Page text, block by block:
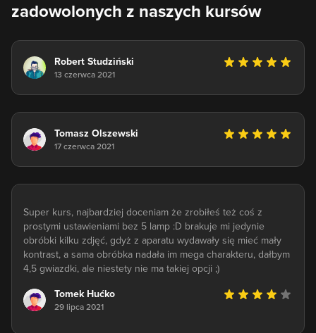
zadowolonych z naszych kursów
Robert Studziński
13 czerwca 2021
Tomasz Olszewski
17 czerwca 2021
Super kurs, najbardziej doceniam że zrobiłeś też coś z
prostymi ustawieniami bez 5 lamp :D brakuje mi jedynie
obróbki kilku zdjęć, gdyż z aparatu wydawały się mieć mały
kontrast, a sama obróbka nadała im mega charakteru, dałbym
4,5 gwiazdki, ale niestety nie ma takiej opcji ;)
Tomek Hućko
29 lipca 2021